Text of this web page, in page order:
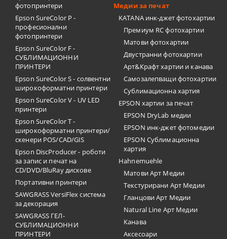
фотопринтери
Epson SureColor P -
професионални
фотопринтери
Epson SureColor F -
СУБЛИМАЦИОННИ
ПРИНТЕРИ
Epson SureColor S - солвентни
широкоформатни принтери
Epson SureColor V - UV LED
принтери
Epson SureColor T -
широкоформатни принтери/
скенери POS/CAD/GIS
Epson DiscProducer - роботи
за запис и печат на
CD/DVD/BluRay дискове
Портативни принтери
SAWGRASS VersiFlex система
за декорация
SAWGRASS ГЕЛ-
СУБЛИМАЦИОННИ
ПРИНТЕРИ
Медии за печат
KATANA инк-джет фотохартии
Премиум RC фотохартии
Матови фотохартии
Двустранни фотохартии
Арт&Крафт хартии и канава
Самозалепващи фотохартии
Сублимационна хартия
EPSON хартии за печат
EPSON DryLab медии
EPSON инк-джет фотомедии
EPSON Сублимационна
хартия
Hahnemuehle
Матови Арт Медии
Текстурирани Арт Медии
Гланцови Арт Медии
Natural Line Арт Медии
Канава
Аксесоари